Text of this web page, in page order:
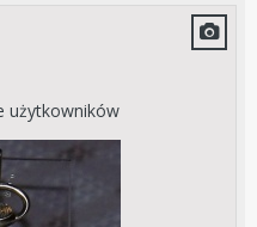
użytkowników